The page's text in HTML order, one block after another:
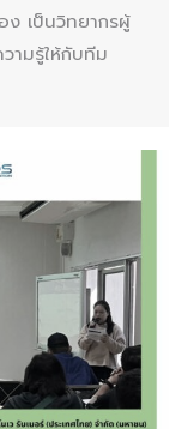
เป็นวิทยากรผู้
ามรู้ให้กับทีม